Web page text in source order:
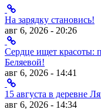
На зарядку становись!
авг 6, 2026 - 20:26
Сердце ищет красоты:
Беляевой!
авг 6, 2026 - 14:41
15 августа в деревне
авг 6, 2026 - 14:34